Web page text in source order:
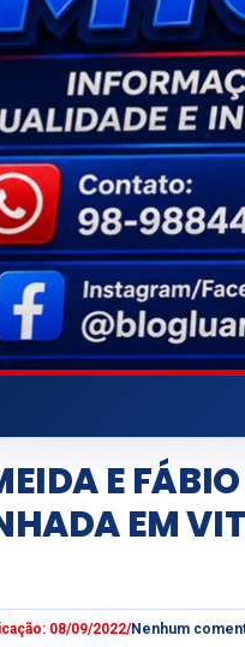
E
EM
08/09/2022/Nenhum